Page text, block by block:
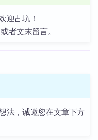
迎占坑！
者文末留言。
法，诚邀您在文章下方